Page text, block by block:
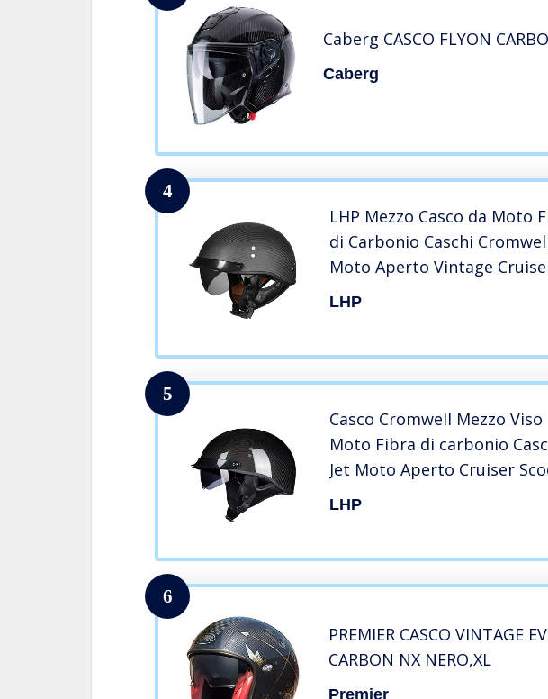
Caberg CASCO FLYON
Caberg
4
LHP Mezzo Casco da Moto
di Carbonio Caschi
Moto Aperto Vintage
Scooter Jet e Demi-Jet Moto
LHP
5
Casco Cromwell Mezzo Viso
Moto Fibra di carbonio
Jet Moto Aperto Cruiser
Jet e Demi-Jet Moto Caschi
LHP
6
PREMIER CASCO VINTAGE
CARBON NX NERO,XL
Premier